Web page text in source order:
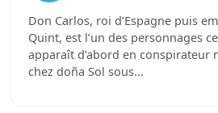
Don Carlos, roi d’Espagne puis
Quint, est l’un des personnages
apparaît d’abord en conspirateur
chez doña Sol sous...